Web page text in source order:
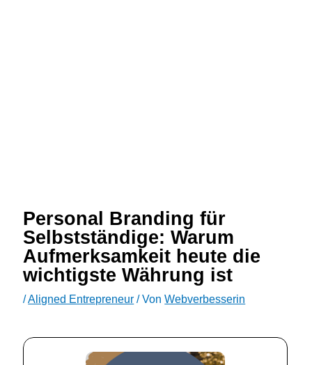
Personal Branding für
Selbstständige: Warum
Aufmerksamkeit heute die
wichtigste Währung ist
/Aligned Entrepreneur / VonWebverbesserin